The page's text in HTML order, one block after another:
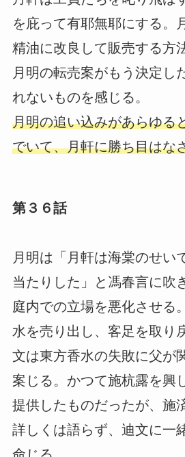
を庇って有耶無耶にする。
精油に改良して販売する方
月明の転売案がもう決定し
れないものを感じる。
月明の追い込みがあらゆる
でいて、月軒に勝ち目はな
第３６話
月明は「月軒は海棠のせい
当たりした」と馮春言に吹
庭内での立場を悪化させる
水を売り出し、客足を取り
文は東方香水の失敗に父が
案じる。かつて施杭露を興
提供したものだったが、施
詳しくは語らず、迪文に一
命じる。